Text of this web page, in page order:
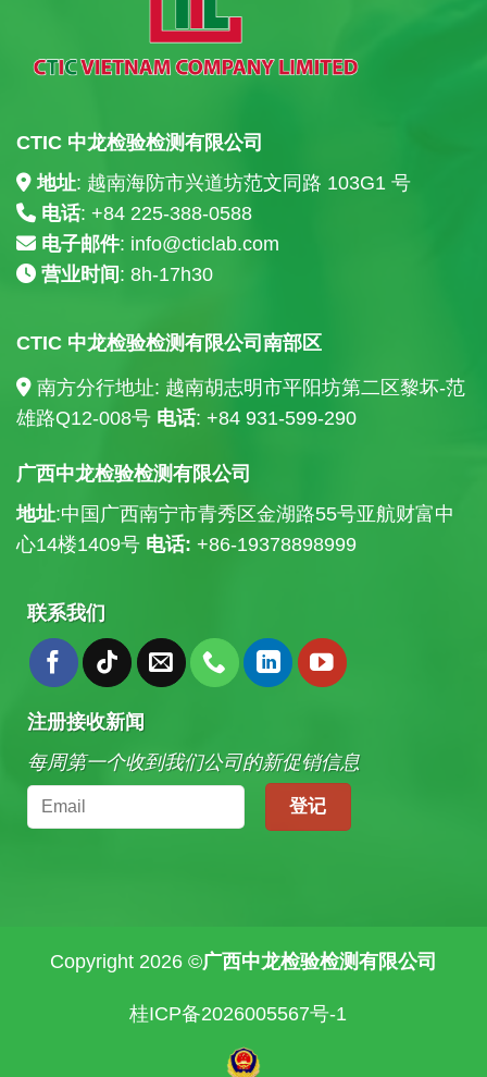
CTIC 中龙检验检测有限公司
地址: 越南海防市兴道坊范文同路 103G1 号
电话: +84 225-388-0588
电子邮件: info@cticlab.com
营业时间 : 8h-17h30
CTIC 中龙检验检测有限公司南部区
南方分行地址: 越南胡志明市平阳坊第二区黎坏-范
雄路Q12-008号 电话: +84 931-599-290
广西中龙检验检测有限公司
地址:中国广西南宁市青秀区金湖路55号亚航财富中
心14楼1409号 电话: +86-19378898999
联系我们
注册接收新闻
每周第一个收到我们公司的新促销信息
Copyright 2026 ©广西中龙检验检测有限公司
桂ICP备2026005567号-1